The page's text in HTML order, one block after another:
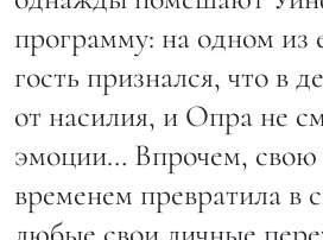
программу: на одном из
гость признался, что в
от насилия, и Опра не
эмоции… Впрочем, свою
временем превратила в